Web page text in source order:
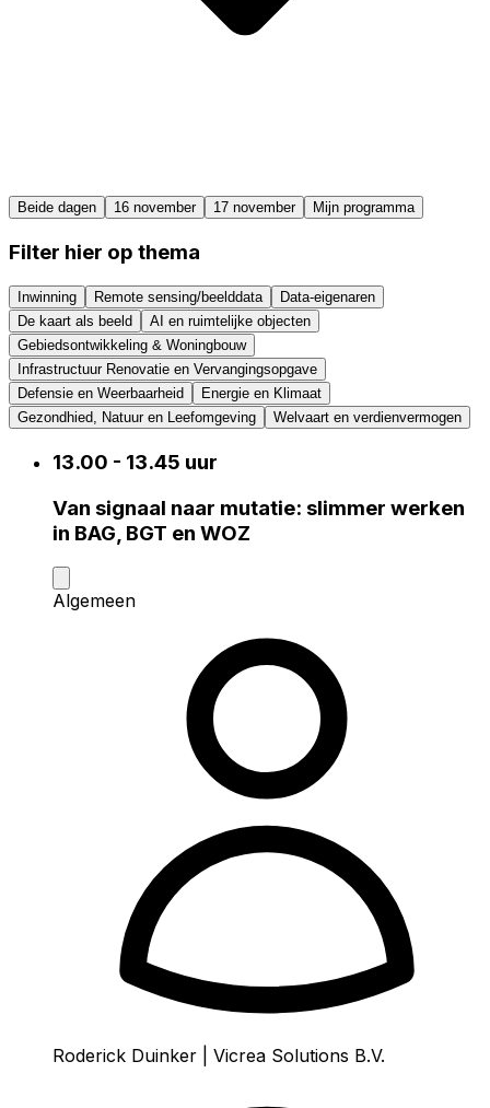
Beide dagen 16 november 17 november Mijn programma
Filter hier op thema
Inwinning Remote sensing/beelddata
Data-eigenaren
De kaart als beeld
AI en ruimtelijke objecten
Gebiedsontwikkeling & Woningbouw
Infrastructuur Renovatie en Vervangingsopgave
Defensie en Weerbaarheid
Energie en Klimaat
Gezondhied, Natuur en Leefomgeving
Welvaart en verdienvermogen
13.00 - 13.45 uur
Van signaal naar mutatie: slimmer werken
in BAG, BGT en WOZ
Algemeen
Roderick Duinker | Vicrea Solutions B.V.